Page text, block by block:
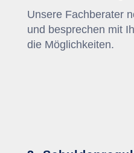
Unsere Fachberater
und besprechen mit
die Möglichkeiten.